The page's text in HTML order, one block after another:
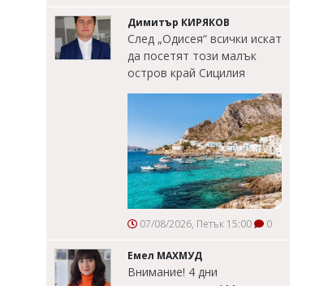
Димитър КИРЯКОВ
След „Одисея“ всички искат
да посетят този малък
остров край Сицилия
07/08/2026, Петък 15:00 0
Емел МАХМУД
Внимание! 4 дни